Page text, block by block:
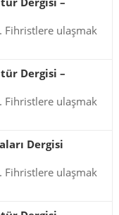
Fihristlere ulaşmak
Dergisi –
Fihristlere ulaşmak
Dergisi
Fihristlere ulaşmak